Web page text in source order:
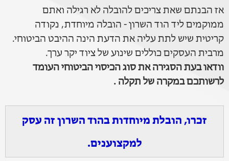
אז הבנתם שאת צריכים להובלה לא רגילה ואתם
ממוקמים ליד הוד השרון - הובלה מיוחדת, נקודה
קריטית שיש לתת עליה את הדעת הינה ההיבט הביטוחי.
מרבית העסקים כוללים שינוע של ציוד יקר ערך.
וודאו בעת הסגירה את סוג הכיסוי הביטוחי העומד
לרשותכם במקרה של תקלה .
זכרו, הובלת מיוחדות בהוד השרון זה עסק
למקצוענים.